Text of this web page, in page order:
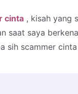
cinta , kisah yang
saat saya
sih scammer